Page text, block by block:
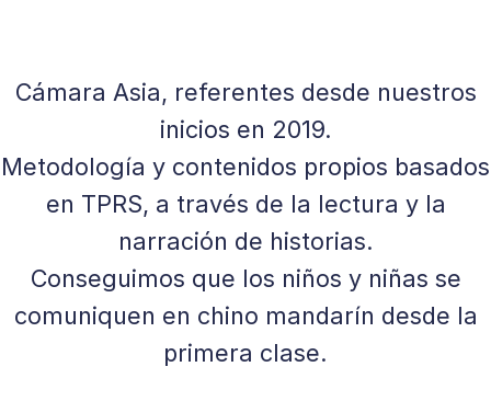
Cámara Asia, referentes desde nuestros
inicios en 2019.
Metodología y contenidos propios basados
en TPRS, a través de la lectura y la
narración de historias.
Conseguimos que los niños y niñas se
comuniquen en chino mandarín desde la
primera clase.